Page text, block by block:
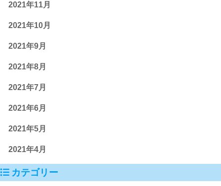
2021年11月
2021年10月
2021年9月
2021年8月
2021年7月
2021年6月
2021年5月
2021年4月
カテゴリー